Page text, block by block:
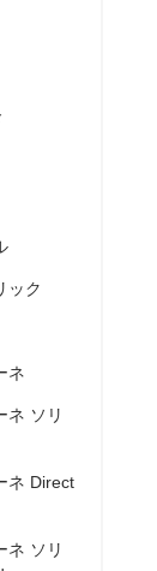
ック
ネ
ネ ソリ
ネ Direct
ネ ソリ